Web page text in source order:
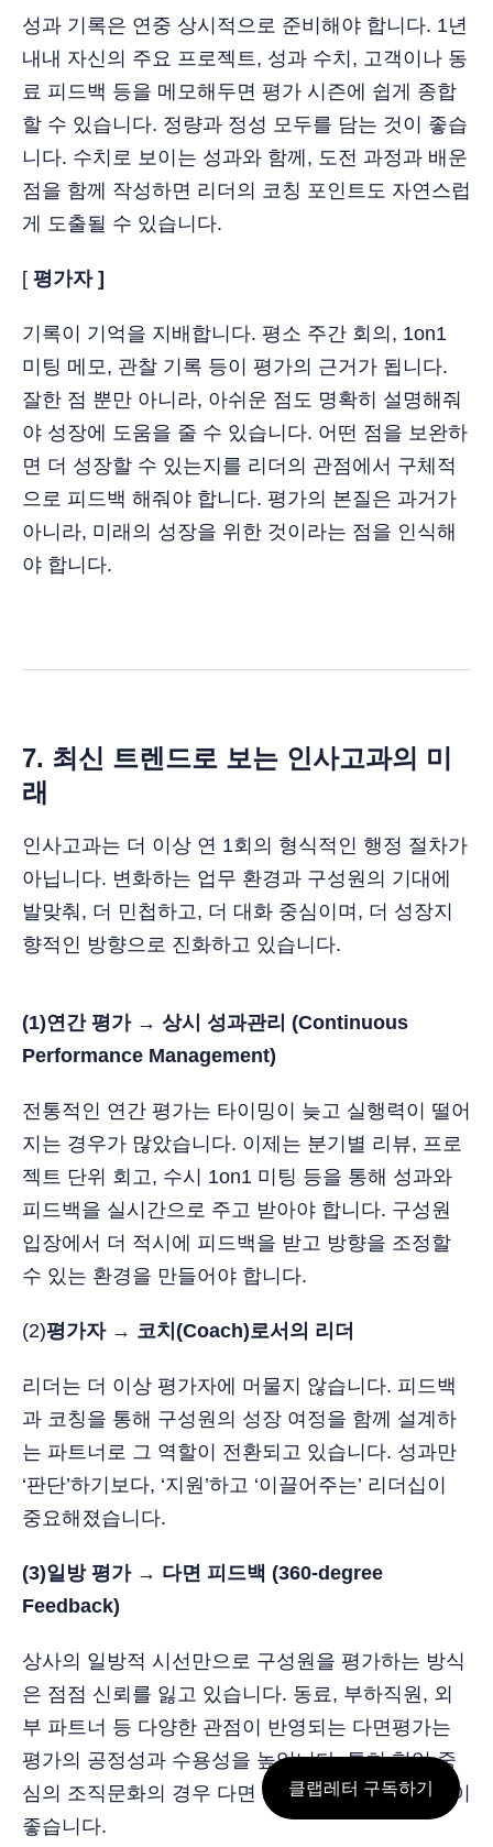
성과 기록은 연중 상시적으로 준비해야 합니다. 1년
내내 자신의 주요 프로젝트, 성과 수치, 고객이나 동
료 피드백 등을 메모해두면 평가 시즌에 쉽게 종합
할 수 있습니다. 정량과 정성 모두를 담는 것이 좋습
니다. 수치로 보이는 성과와 함께, 도전 과정과 배운
점을 함께 작성하면 리더의 코칭 포인트도 자연스럽
게 도출될 수 있습니다.
[ 평가자 ]
기록이 기억을 지배합니다. 평소 주간 회의, 1on1
미팅 메모, 관찰 기록 등이 평가의 근거가 됩니다.
잘한 점 뿐만 아니라, 아쉬운 점도 명확히 설명해줘
야 성장에 도움을 줄 수 있습니다. 어떤 점을 보완하
면 더 성장할 수 있는지를 리더의 관점에서 구체적
으로 피드백 해줘야 합니다. 평가의 본질은 과거가
아니라, 미래의 성장을 위한 것이라는 점을 인식해
야 합니다.
7. 최신 트렌드로 보는 인사고과의 미
래
인사고과는 더 이상 연 1회의 형식적인 행정 절차가
아닙니다. 변화하는 업무 환경과 구성원의 기대에
발맞춰, 더 민첩하고, 더 대화 중심이며, 더 성장지
향적인 방향으로 진화하고 있습니다.
(1)연간 평가 → 상시 성과관리 (Continuous
Performance Management)
전통적인 연간 평가는 타이밍이 늦고 실행력이 떨어
지는 경우가 많았습니다. 이제는 분기별 리뷰, 프로
젝트 단위 회고, 수시 1on1 미팅 등을 통해 성과와
피드백을 실시간으로 주고 받아야 합니다. 구성원
입장에서 더 적시에 피드백을 받고 방향을 조정할
수 있는 환경을 만들어야 합니다.
(2)평가자 → 코치(Coach)로서의 리더
리더는 더 이상 평가자에 머물지 않습니다. 피드백
과 코칭을 통해 구성원의 성장 여정을 함께 설계하
는 파트너로 그 역할이 전환되고 있습니다. 성과만
‘판단’하기보다, ‘지원’하고 ‘이끌어주는’ 리더십이
중요해졌습니다.
(3)일방 평가 → 다면 피드백 (360-degree
Feedback)
상사의 일방적 시선만으로 구성원을 평가하는 방식
은 점점 신뢰를 잃고 있습니다. 동료, 부하직원, 외
부 파트너 등 다양한 관점이 반영되는 다면평가는
평가의 공정성과 수용성을 높입니다. 특히 협업 중
심의 조직문화의 경우 다면 피드백을 활용하는 것이
좋습니다.
클랩레터 구독하기